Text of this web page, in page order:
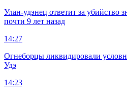
Улан-удэнец ответит за убийство
почти 9 лет назад
14:27
Огнеборцы ликвидировали
Удэ
14:23